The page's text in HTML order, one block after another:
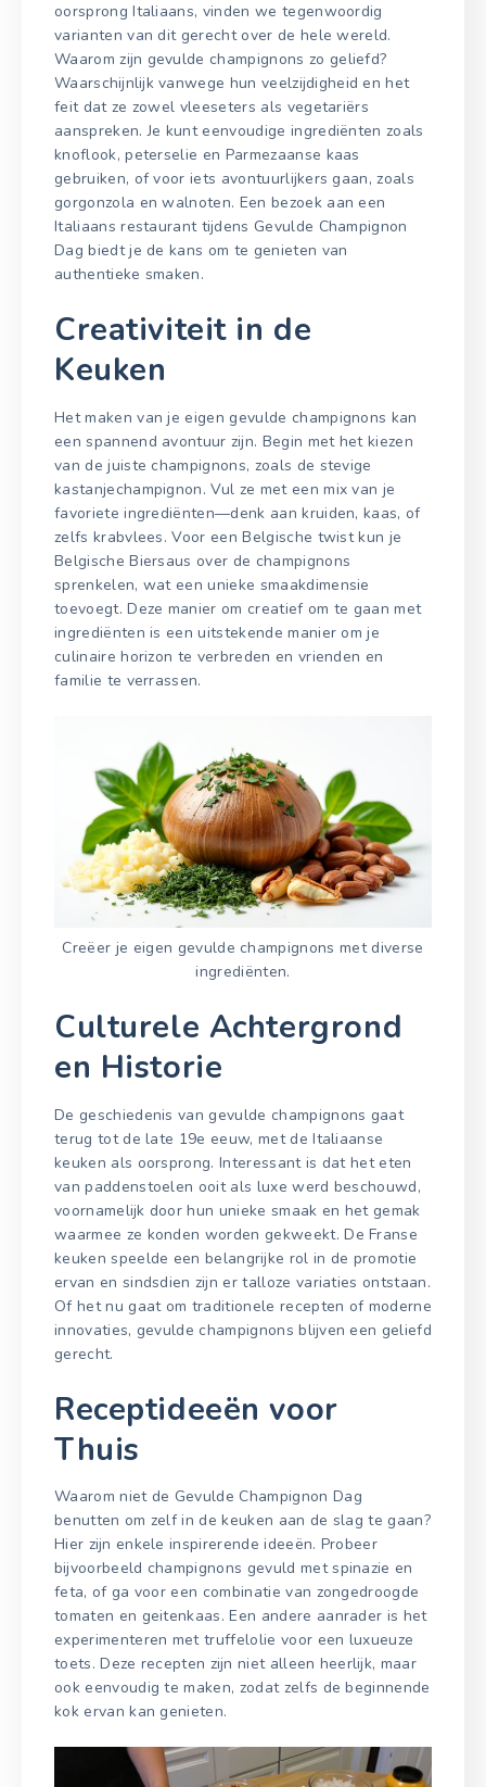
oorsprong Italiaans, vinden we tegenwoordig
varianten van dit gerecht over de hele wereld.
Waarom zijn gevulde champignons zo geliefd?
Waarschijnlijk vanwege hun veelzijdigheid en het
feit dat ze zowel vleeseters als vegetariërs
aanspreken. Je kunt eenvoudige ingrediënten zoals
knoflook, peterselie en Parmezaanse kaas
gebruiken, of voor iets avontuurlijkers gaan, zoals
gorgonzola en walnoten. Een bezoek aan een
Italiaans restaurant tijdens Gevulde Champignon
Dag biedt je de kans om te genieten van
authentieke smaken.
Creativiteit in de
Keuken
Het maken van je eigen gevulde champignons kan
een spannend avontuur zijn. Begin met het kiezen
van de juiste champignons, zoals de stevige
kastanjechampignon. Vul ze met een mix van je
favoriete ingrediënten—denk aan kruiden, kaas, of
zelfs krabvlees. Voor een Belgische twist kun je
Belgische Biersaus over de champignons
sprenkelen, wat een unieke smaakdimensie
toevoegt. Deze manier om creatief om te gaan met
ingrediënten is een uitstekende manier om je
culinaire horizon te verbreden en vrienden en
familie te verrassen.
Creëer je eigen gevulde champignons met diverse
ingrediënten.
Culturele Achtergrond
en Historie
De geschiedenis van gevulde champignons gaat
terug tot de late 19e eeuw, met de Italiaanse
keuken als oorsprong. Interessant is dat het eten
van paddenstoelen ooit als luxe werd beschouwd,
voornamelijk door hun unieke smaak en het gemak
waarmee ze konden worden gekweekt. De Franse
keuken speelde een belangrijke rol in de promotie
ervan en sindsdien zijn er talloze variaties ontstaan.
Of het nu gaat om traditionele recepten of moderne
innovaties, gevulde champignons blijven een geliefd
gerecht.
Receptideeën voor
Thuis
Waarom niet de Gevulde Champignon Dag
benutten om zelf in de keuken aan de slag te gaan?
Hier zijn enkele inspirerende ideeën. Probeer
bijvoorbeeld champignons gevuld met spinazie en
feta, of ga voor een combinatie van zongedroogde
tomaten en geitenkaas. Een andere aanrader is het
experimenteren met truffelolie voor een luxueuze
toets. Deze recepten zijn niet alleen heerlijk, maar
ook eenvoudig te maken, zodat zelfs de beginnende
kok ervan kan genieten.